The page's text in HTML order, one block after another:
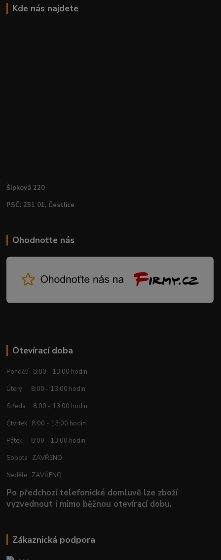
Kde nás najdete
Šípková 220
PSČ: 251 01, Čestlice
Ohodnoťte nás
Otevírací doba
Pondělí 8:00 - 13:00 hodin
Úterý 8:00 - 13:00 hodin
Středa 8:00 - 13:00 hodin
Čtvrtek 8:00 - 13:00 hodin
Pátek 8:00 - 13:00 hodin
Sobota ZAVŘENO
Neděle ZAVŘENO
Po předchozí telefonické domluvě lze zboží
vyzvednout i mimo běžnou otevírací dobu.
Zákaznická podpora